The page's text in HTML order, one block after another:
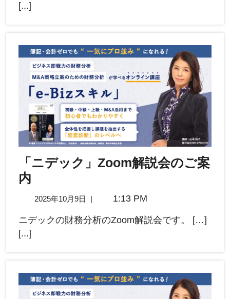
[...]
「ニデック」Zoom解説会のご案
内
2025年10月9日 | 1:13 PM
ニデックの財務分析のZoom解説会です。 […]
[...]